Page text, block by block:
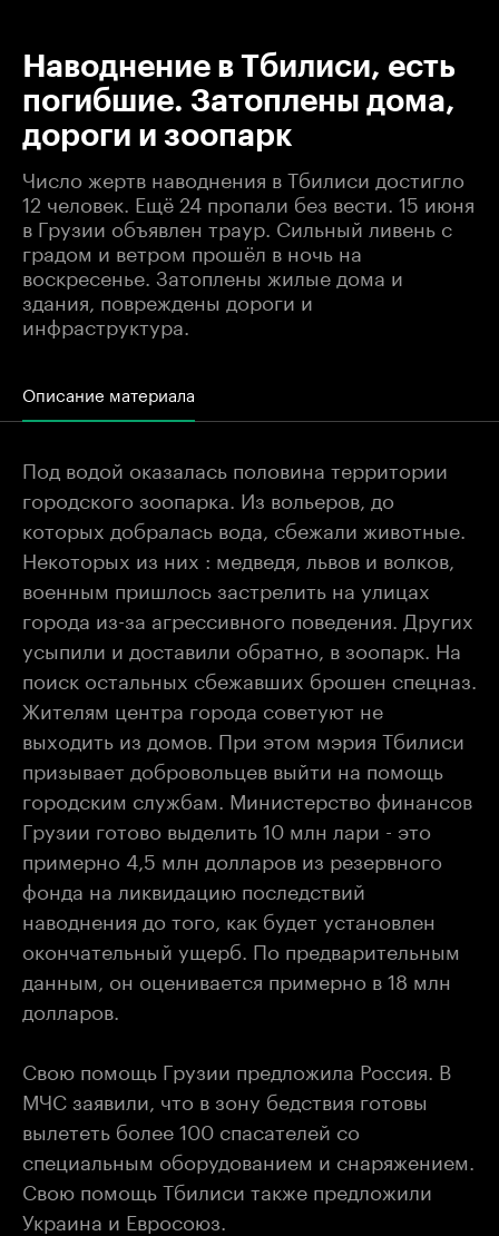
Наводнение в Тбилиси, есть
погибшие. Затоплены дома,
дороги и зоопарк
Число жертв наводнения в Тбилиси достигло
12 человек. Ещё 24 пропали без вести. 15 июня
в Грузии объявлен траур. Сильный ливень с
градом и ветром прошёл в ночь на
воскресенье. Затоплены жилые дома и
здания, повреждены дороги и
инфраструктура.
Описание материала
Под водой оказалась половина территории
городского зоопарка. Из вольеров, до
которых добралась вода, сбежали животные.
Некоторых из них : медведя, львов и волков,
военным пришлось застрелить на улицах
города из-за агрессивного поведения. Других
усыпили и доставили обратно, в зоопарк. На
поиск остальных сбежавших брошен спецназ.
Жителям центра города советуют не
выходить из домов. При этом мэрия Тбилиси
призывает добровольцев выйти на помощь
городским службам. Министерство финансов
Грузии готово выделить 10 млн лари - это
примерно 4,5 млн долларов из резервного
фонда на ликвидацию последствий
наводнения до того, как будет установлен
окончательный ущерб. По предварительным
данным, он оценивается примерно в 18 млн
долларов.
Свою помощь Грузии предложила Россия. В
МЧС заявили, что в зону бедствия готовы
вылететь более 100 спасателей со
специальным оборудованием и снаряжением.
Свою помощь Тбилиси также предложили
Украина и Евросоюз.